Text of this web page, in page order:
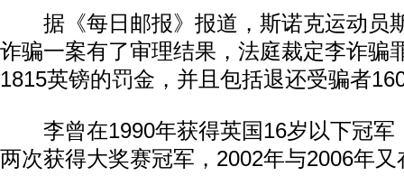
据《每日邮报》报道，斯诺克运动员
诈骗一案有了审理结果，法庭裁定李诈骗
1815英镑的罚金，并且包括退还受骗者
李曾在1990年获得英国16岁以下冠军
两次获得大奖赛冠军，2002年与2006年